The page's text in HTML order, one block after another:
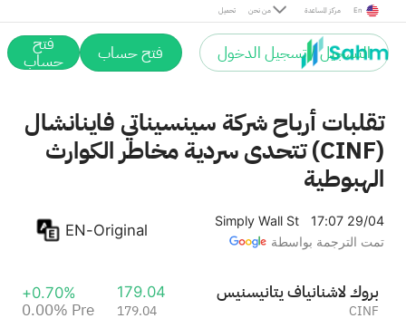
تحميل من نحن مركز المساعدة En
التسجيل / تسجيل الدخول فتح حساب فتح
حساب
تقلبات أرباح شركة سينسيناتي فاينانشال
(CINF) تتحدى سردية مخاطر الكوارث
الهبوطية
Simply Wall St
17:07 29/04
تمت الترجمة بواسطة
EN-Original
سينسيناتي فاينانشال كورب
CINF
179.04
179.04
+0.70%
0.00% Pre